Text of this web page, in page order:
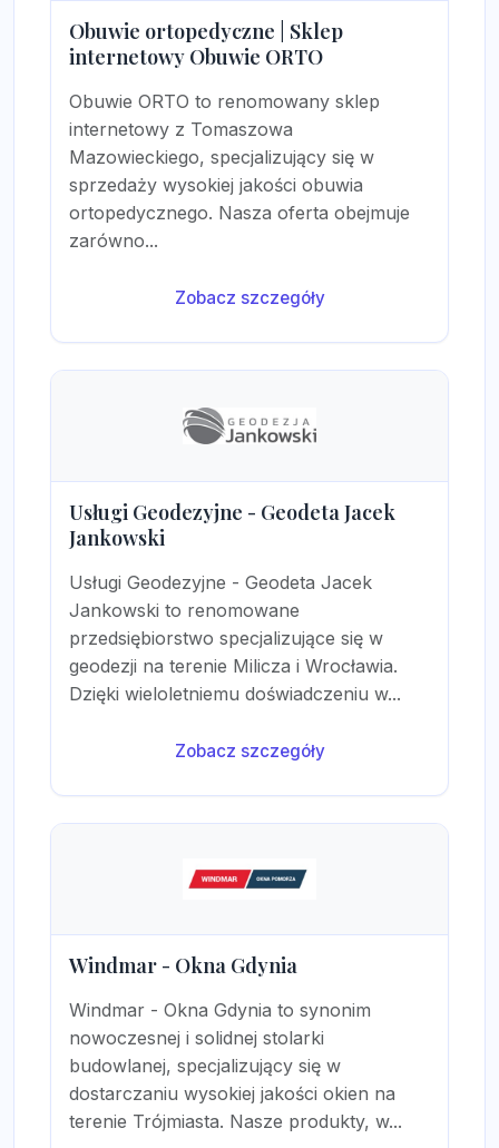
Obuwie ortopedyczne | Sklep
internetowy Obuwie ORTO
Obuwie ORTO to renomowany sklep
internetowy z Tomaszowa
Mazowieckiego, specjalizujący się w
sprzedaży wysokiej jakości obuwia
ortopedycznego. Nasza oferta obejmuje
zarówno...
Zobacz szczegóły
Usługi Geodezyjne - Geodeta Jacek
Jankowski
Usługi Geodezyjne - Geodeta Jacek
Jankowski to renomowane
przedsiębiorstwo specjalizujące się w
geodezji na terenie Milicza i Wrocławia.
Dzięki wieloletniemu doświadczeniu w...
Zobacz szczegóły
Windmar - Okna Gdynia
Windmar - Okna Gdynia to synonim
nowoczesnej i solidnej stolarki
budowlanej, specjalizujący się w
dostarczaniu wysokiej jakości okien na
terenie Trójmiasta. Nasze produkty, w...